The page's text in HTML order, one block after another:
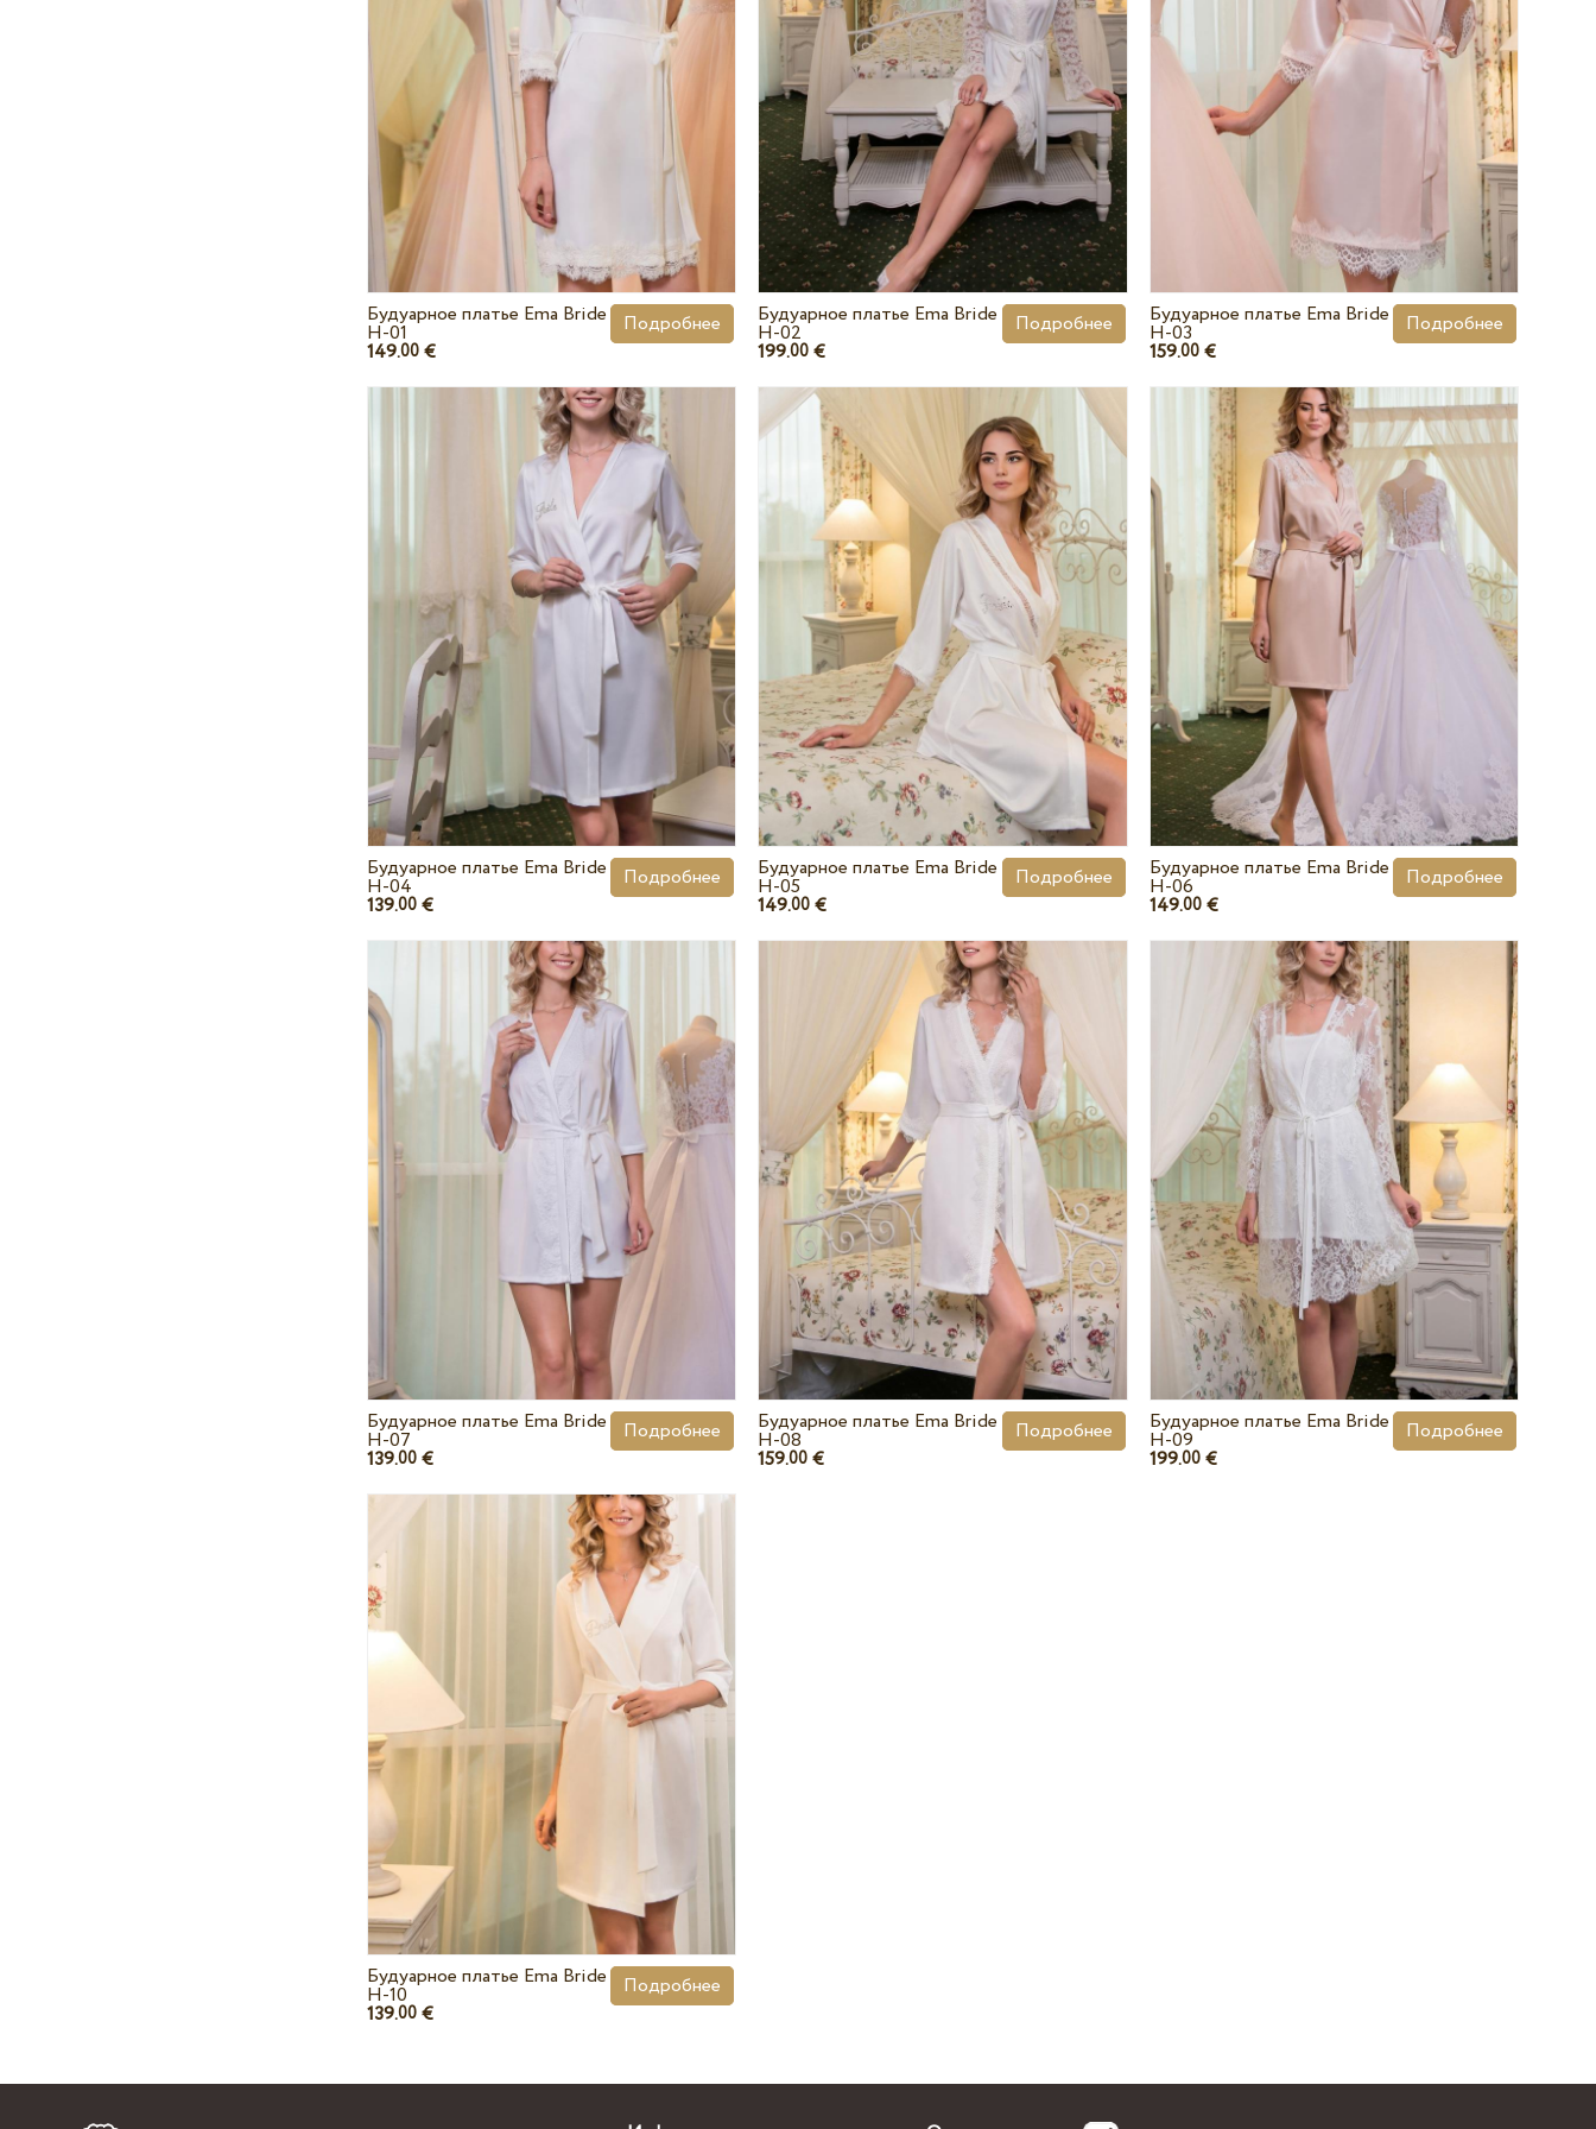
Будуарное платье Ema Bride
H-01
149.00 €
Подробнее Будуарное платье Ema Bride
H-02
199.00 €
Подробнее Будуарное платье Ema Bride
H-03
159.00€
Подробнее
Будуарное платье Ema Bride
H-04
139.00 €
Подробнее Будуарное платье Ema Bride
H-05
149.00 €
Подробнее Будуарное платье Ema Bride
H-06
149.00€
Подробнее
Будуарное платье Ema Bride
H-07
139.00 €
Подробнее Будуарное платье Ema Bride
H-08
159.00 €
Подробнее Будуарное платье Ema Bride
H-09
199.00€
Подробнее
Будуарное платье Ema Bride
H-10
139.00 €
Подробнее